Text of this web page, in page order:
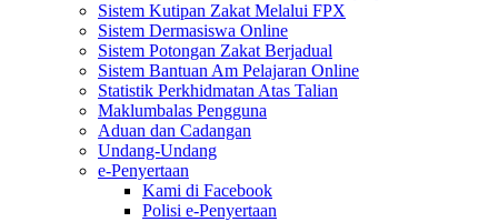
Sistem Kutipan Zakat Melalui FPX
Sistem Dermasiswa Online
Sistem Potongan Zakat Berjadual
Sistem Bantuan Am Pelajaran Online
Statistik Perkhidmatan Atas Talian
Maklumbalas Pengguna
Aduan dan Cadangan
Undang-Undang
e-Penyertaan
Kami di Facebook
Polisi e-Penyertaan